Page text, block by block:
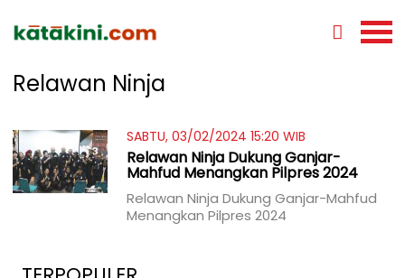
Relawan Ninja
SABTU, 03/02/2024 15:20 WIB
Relawan Ninja Dukung Ganjar-
Mahfud Menangkan Pilpres 2024
Relawan Ninja Dukung Ganjar-Mahfud
Menangkan Pilpres 2024